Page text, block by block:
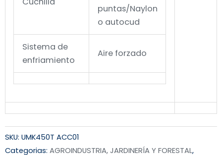
puntas/Naylon
o autocud
Sistema de
enfriamiento
Aire forzado
SKU: UMK450T ACC01
Categorias: AGROINDUSTRIA, JARDINERÍA Y FORESTAL,